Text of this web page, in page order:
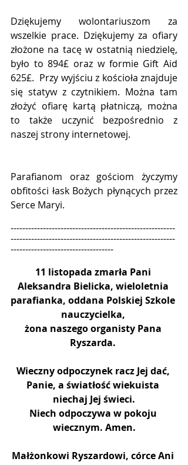
Dziękujemy wolontariuszom za
wszelkie prace. Dziękujemy za ofiary
złożone na tacę w ostatnią niedzielę,
było to 894£ oraz w formie Gift Aid
625£.  Przy wyjściu z kościoła znajduje
się statyw z czytnikiem. Można tam
złożyć ofiarę kartą płatniczą, można
to także uczynić bezpośrednio z
naszej strony internetowej.
Parafianom oraz gościom życzymy
obfitości łask Bożych płynących przez
Serce Maryi.
--------------------------------------------------------
--------------------------------------------------------
-----------------------------------
11 listopada zmarła Pani
Aleksandra Bielicka, wieloletnia
parafianka, oddana Polskiej Szkole
nauczycielka,
żona naszego organisty Pana
Ryszarda.
Wieczny odpoczynek racz Jej dać,
Panie, a światłość wiekuista
niechaj Jej świeci.
Niech odpoczywa w pokoju
wiecznym. Amen.
Małżonkowi Ryszardowi, córce Ani